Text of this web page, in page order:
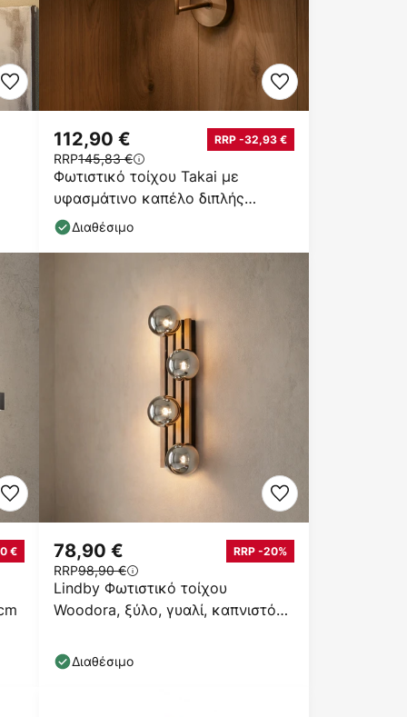
Φωτιστικό τοίχου Takai με
υφασμάτινο καπέλο διπλής
στρώσης
112,90 € RRP -32,93 €
RRP145,83 €
Διαθέσιμο
€
Lindby Φωτιστικό τοίχου
Woodora, ξύλο, γυαλί, καπνιστό
78,90 € RRP -20%
RRP98,90 €
Διαθέσιμο